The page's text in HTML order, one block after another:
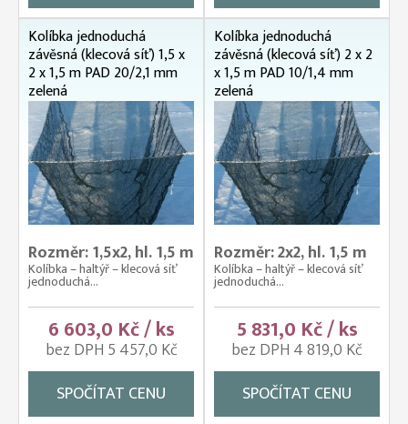
Kolíbka jednoduchá
závěsná (klecová síť) 1,5 x
2 x 1,5 m PAD 20/2,1 mm
zelená
Rozměr: 1,5x2, hl. 1,5 m
Kolíbka – haltýř – klecová síť
jednoduchá...
6 603,0 Kč / ks
bez DPH 5 457,0 Kč
SPOČÍTAT CENU
Kolíbka jednoduchá
závěsná (klecová síť) 2 x 2
x 1,5 m PAD 10/1,4 mm
zelená
Rozměr: 2x2, hl. 1,5 m
Kolíbka – haltýř – klecová síť
jednoduchá...
5 831,0 Kč / ks
bez DPH 4 819,0 Kč
SPOČÍTAT CENU